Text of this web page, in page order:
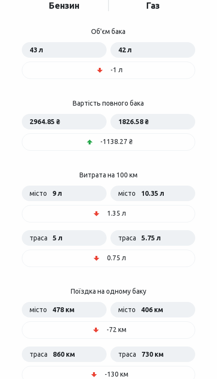
Бензин Газ
Об'єм бака
43 л 42 л
-1 л
Вартість повного бака
2964.85 ₴ 1826.58 ₴
-1138.27 ₴
Витрата на 100 км
місто 9 л місто 10.35 л
1.35 л
траса 5 л траса 5.75 л
0.75 л
Поїздка на одному баку
місто 478 км місто 406 км
-72 км
траса 860 км траса 730 км
-130 км